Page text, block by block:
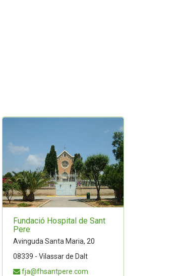
Fundació Hospital de Sant
Pere
Avinguda Santa Maria, 20
08339 - Vilassar de Dalt
fja@fhsantpere.com